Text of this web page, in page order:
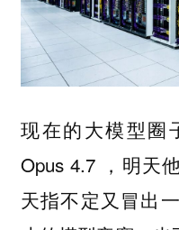
现在的大模型圈
Opus 4.7 ，明天
天指不定又冒出